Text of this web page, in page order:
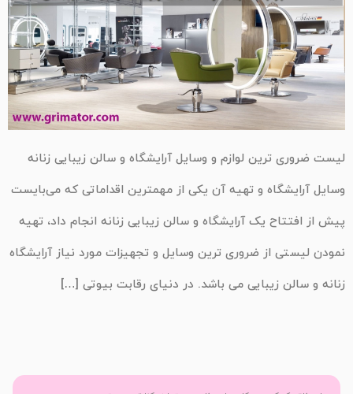
لیست ضروری ترین لوازم و وسایل آرایشگاه و سالن زیبایی زنانه
وسایل آرایشگاه و تهیه آن یکی از مهمترین اقداماتی که می‌بایست
پیش از افتتاح یک آرایشگاه و سالن زیبایی زنانه انجام داد، تهیه
نمودن لیستی از ضروری ترین وسایل و تجهیزات مورد نیاز آرایشگاه
زنانه و سالن زیبایی می باشد. در دنیای رقابت بیوتی […]